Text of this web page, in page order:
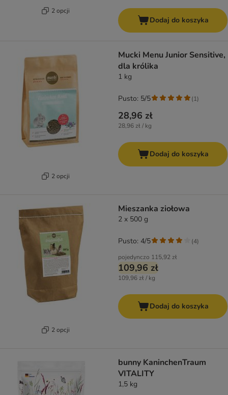
2 opcji
Dodaj do koszyka
2 opcji
Mucki Menu Junior Sensitive,
dla królika
1 kg
28,96 zł
28,96 zł / kg
Pusto: 5/5 (1)
Dodaj do koszyka
2 opcji
Mieszanka ziołowa
2 x 500 g
pojedynczo 115,92 zł
109,96 zł
109,96 zł / kg
Pusto: 4/5 (4)
Dodaj do koszyka
bunny KaninchenTraum
VITALITY
1,5 kg